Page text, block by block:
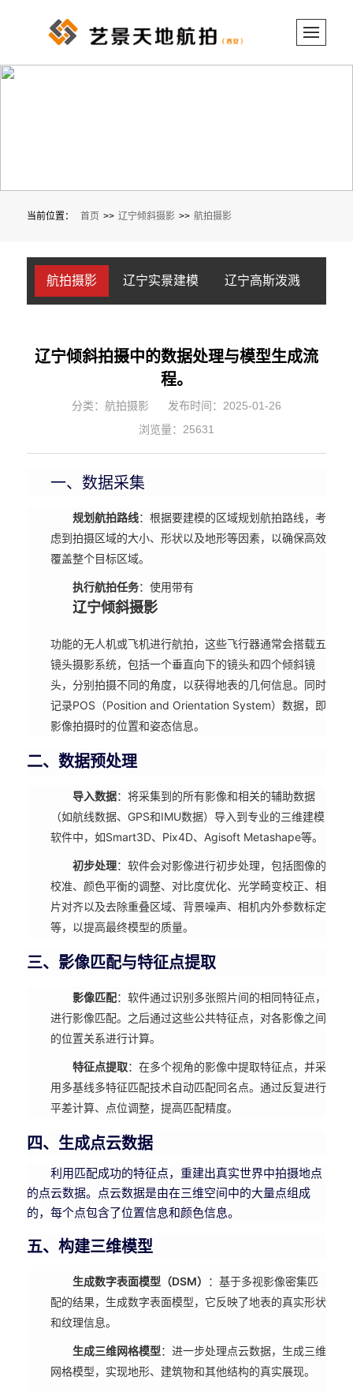
当前位置： 首页 >> 辽宁倾斜摄影 >> 航拍摄影
航拍摄影 辽宁实景建模 辽宁高斯泼溅
辽宁倾斜拍摄中的数据处理与模型生成流
程。
分类：航拍摄影
发布时间：2025-01-26
浏览量：25631
一、数据采集
规划航拍路线：根据要建模的区域规划航拍路线，考
虑到拍摄区域的大小、形状以及地形等因素，以确保高效
覆盖整个目标区域。
执行航拍任务：使用带有
辽宁倾斜摄影
功能的无人机或飞机进行航拍，这些飞行器通常会搭载五
镜头摄影系统，包括一个垂直向下的镜头和四个倾斜镜
头，分别拍摄不同的角度，以获得地表的几何信息。同时
记录POS（Position and Orientation System）数据，即
影像拍摄时的位置和姿态信息。
二、数据预处理
导入数据：将采集到的所有影像和相关的辅助数据
（如航线数据、GPS和IMU数据）导入到专业的三维建模
软件中，如Smart3D、Pix4D、Agisoft Metashape等。
初步处理：软件会对影像进行初步处理，包括图像的
校准、颜色平衡的调整、对比度优化、光学畸变校正、相
片对齐以及去除重叠区域、背景噪声、相机内外参数标定
等，以提高最终模型的质量。
三、影像匹配与特征点提取
影像匹配：软件通过识别多张照片间的相同特征点，
进行影像匹配。之后通过这些公共特征点，对各影像之间
的位置关系进行计算。
特征点提取：在多个视角的影像中提取特征点，并采
用多基线多特征匹配技术自动匹配同名点。通过反复进行
平差计算、点位调整，提高匹配精度。
四、生成点云数据
利用匹配成功的特征点，重建出真实世界中拍摄地点
的点云数据。点云数据是由在三维空间中的大量点组成
的，每个点包含了位置信息和颜色信息。
五、构建三维模型
生成数字表面模型（DSM）
：基于多视影像密集匹
配的结果，生成数字表面模型，它反映了地表的真实形状
和纹理信息。
生成三维网格模型：进一步处理点云数据，生成三维
网格模型，实现地形、建筑物和其他结构的真实展现。